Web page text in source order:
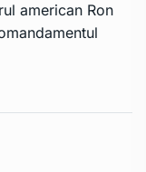
american Ron